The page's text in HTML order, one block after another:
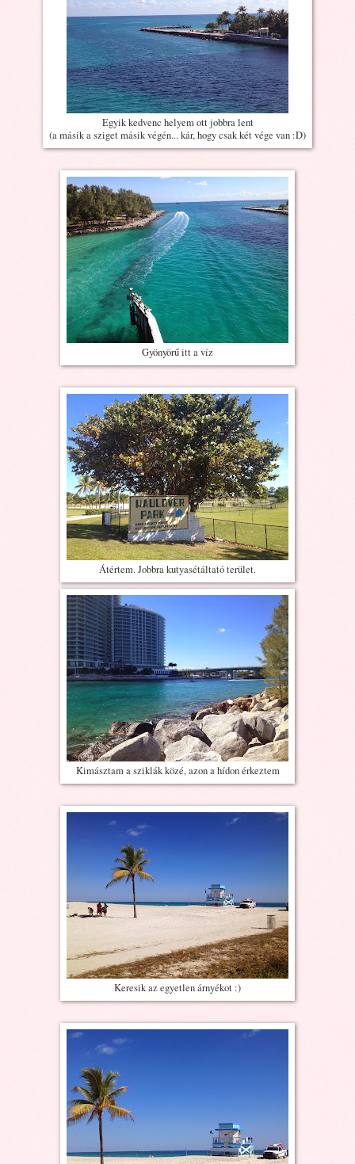
Egyik kedvenc helyem ott jobbra lent
(a másik a sziget másik végén... kár, hogy csak két vége van :D)
Gyönyörű itt a víz
Átértem. Jobbra kutyasétáltató terület.
Kimásztam a sziklák közé, azon a hídon érkeztem
Keresik az egyetlen árnyékot :)